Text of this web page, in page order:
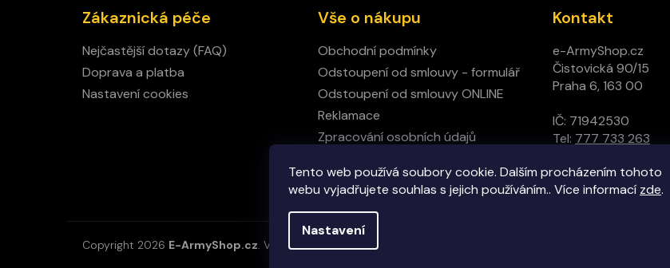
Tento web používá soubory cookie. Dalším procházením tohoto
webu vyjadřujete souhlas s jejich používáním.. Více informací zde.
Nastavení
Zákaznická péče
Nejčastější dotazy (FAQ)
Doprava a platba
Nastavení cookies
Vše o nákupu
Obchodní podmínky
Odstoupení od smlouvy - formulář
Odstoupení od smlouvy ONLINE
Reklamace
Zpracování osobních údajů
Kontakt
Kontakt
e-ArmyShop.cz
Čistovická 90/15
Praha 6, 163 00
IČ: 71942530
Tel: 777 733 263
Copyright 2026 E-ArmyShop.cz . Všechna práva vyhrazena.